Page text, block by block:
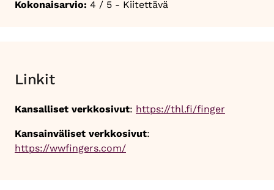
Kokonaisarvio: 4 / 5 - Kiitettävä
Linkit
Kansalliset verkkosivut: https://thl.fi/finger
Kansainväliset verkkosivut:
https://wwfingers.com/